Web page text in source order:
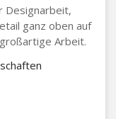
Designarbeit,
ganz oben auf
Arbeit.